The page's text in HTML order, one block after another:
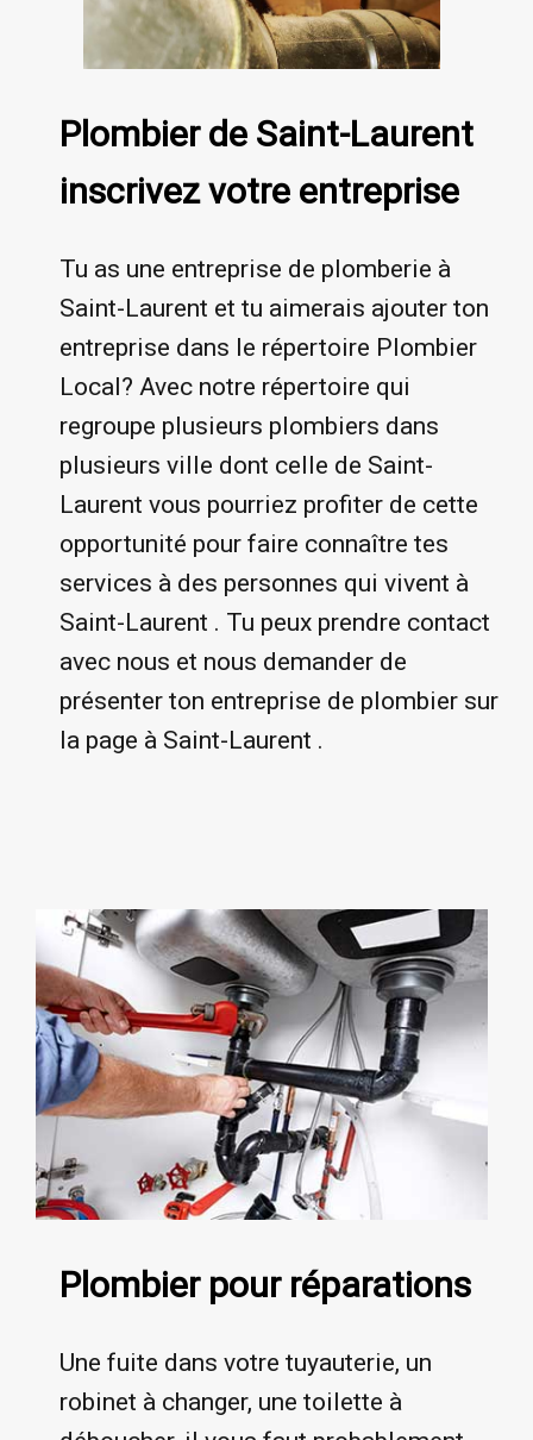
Plombier de Saint-Laurent
inscrivez votre entreprise
Tu as une entreprise de plomberie à
Saint-Laurent et tu aimerais ajouter ton
entreprise dans le répertoire Plombier
Local? Avec notre répertoire qui
regroupe plusieurs plombiers dans
plusieurs ville dont celle de Saint-
Laurent vous pourriez profiter de cette
opportunité pour faire connaître tes
services à des personnes qui vivent à
Saint-Laurent . Tu peux prendre contact
avec nous et nous demander de
présenter ton entreprise de plombier sur
la page à Saint-Laurent .
Plombier pour réparations
Une fuite dans votre tuyauterie, un
robinet à changer, une toilette à